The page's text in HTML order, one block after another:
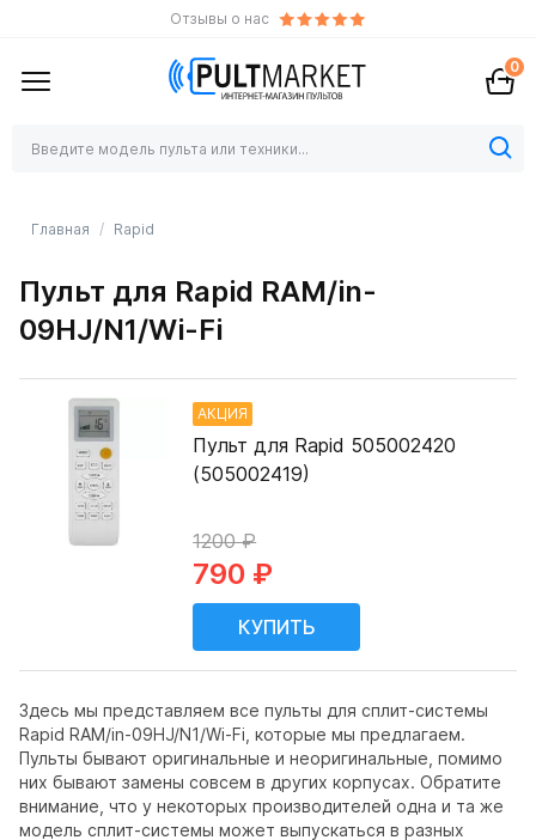
Отзывы о нас
0
Главная Rapid
Пульт для Rapid RAM/in-
09HJ/N1/Wi-Fi
Здесь мы представляем все пульты для сплит-системы
Rapid RAM/in-09HJ/N1/Wi-Fi, которые мы предлагаем.
Пульты бывают оригинальные и неоригинальные, помимо
них бывают замены совсем в других корпусах. Обратите
внимание, что у некоторых производителей одна и та же
модель сплит-системы может выпускаться в разных
АКЦИЯ
Пульт для Rapid 505002420
(505002419)
1200 ₽
790 ₽